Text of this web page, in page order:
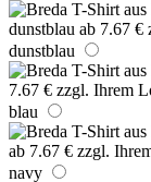
dunstblau
blau
navy